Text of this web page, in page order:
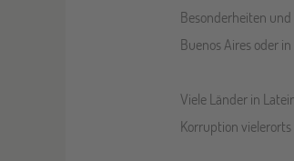
Besonderheiten
Buenos Aires oder
Viele Länder in
Korruption